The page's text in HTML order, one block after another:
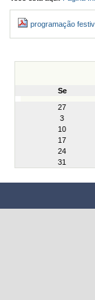
programação
Se
27
3
10
17
24
31